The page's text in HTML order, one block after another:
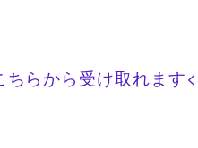
ちらから受け取れます